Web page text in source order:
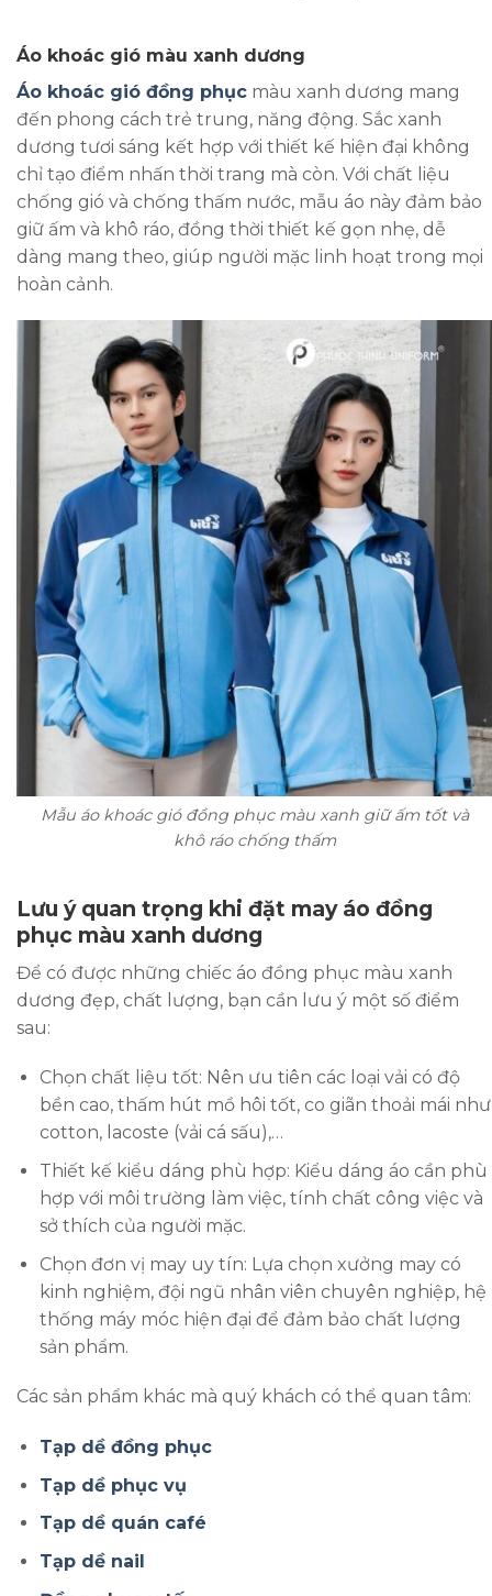
Áo khoác gió màu xanh dương
Áo khoác gió đồng phục màu xanh dương mang
đến phong cách trẻ trung, năng động. Sắc xanh
dương tươi sáng kết hợp với thiết kế hiện đại không
chỉ tạo điểm nhấn thời trang mà còn. Với chất liệu
chống gió và chống thấm nước, mẫu áo này đảm bảo
giữ ấm và khô ráo, đồng thời thiết kế gọn nhẹ, dễ
dàng mang theo, giúp người mặc linh hoạt trong mọi
hoàn cảnh.
Mẫu áo khoác gió đồng phục màu xanh giữ ấm tốt và
khô ráo chống thấm
Lưu ý quan trọng khi đặt may áo đồng
phục màu xanh dương
Để có được những chiếc áo đồng phục màu xanh
dương đẹp, chất lượng, bạn cần lưu ý một số điểm
sau:
Chọn chất liệu tốt: Nên ưu tiên các loại vải có độ
bền cao, thấm hút mồ hôi tốt, co giãn thoải mái như
cotton, lacoste (vải cá sấu),…
Thiết kế kiểu dáng phù hợp: Kiểu dáng áo cần phù
hợp với môi trường làm việc, tính chất công việc và
sở thích của người mặc.
Chọn đơn vị may uy tín: Lựa chọn xưởng may có
kinh nghiệm, đội ngũ nhân viên chuyên nghiệp, hệ
thống máy móc hiện đại để đảm bảo chất lượng
sản phẩm.
Các sản phẩm khác mà quý khách có thể quan tâm:
Tạp dề đồng phục
Tạp dề phục vụ
Tạp dề quán café
Tạp dề nail